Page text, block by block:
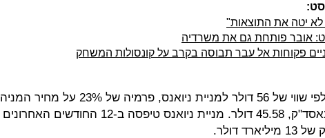
לא יטה את התוצאות"
אובר פותחת גם את משרדיה
פקוחות אל עבר תבוסה בקרב על קונסולות המשחק
העסקה תתבצע לפי שווי של 56 דולר למניית ניואנס, פרמיה של 23% על מחיר המניה
בנעילה בשישי בנאסד"ק, 45.58 דולר. מניית ניואנס טיפסה ב-12 החודשים האחרונים